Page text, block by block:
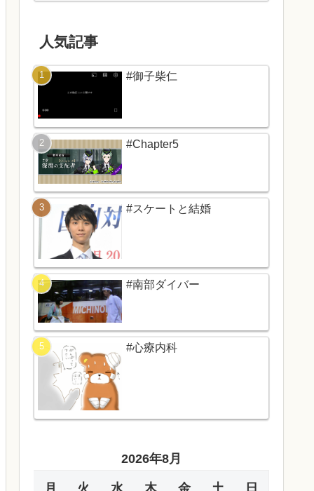
人気記事
#御子柴仁
#Chapter5
#スケートと結婚
#南部ダイバー
#心療内科
2026年8月